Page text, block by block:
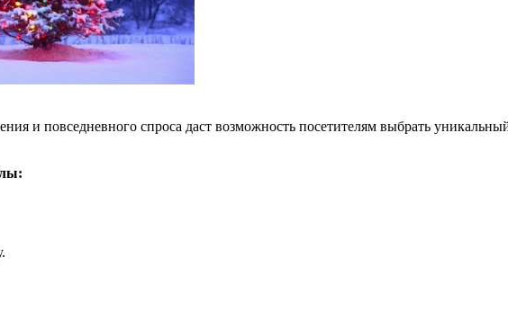
и повседневного спроса даст возможность посетителям выбрать